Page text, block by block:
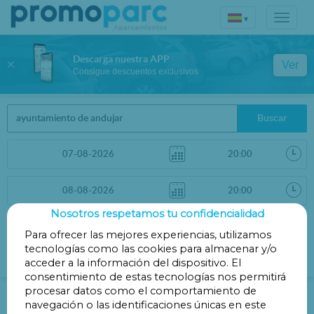
▾
Buscar
Distancia
Parkings en Andújar
Nosotros respetamos tu confidencialidad
Para ofrecer las mejores experiencias, utilizamos
tecnologías como las cookies para almacenar y/o
acceder a la información del dispositivo. El
consentimiento de estas tecnologías nos permitirá
procesar datos como el comportamiento de
navegación o las identificaciones únicas en este
Descarga nuestra APP
Consigue descuentos exclusivos
Ver